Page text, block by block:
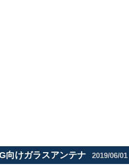
けガラスアンテナ 2019/06/01